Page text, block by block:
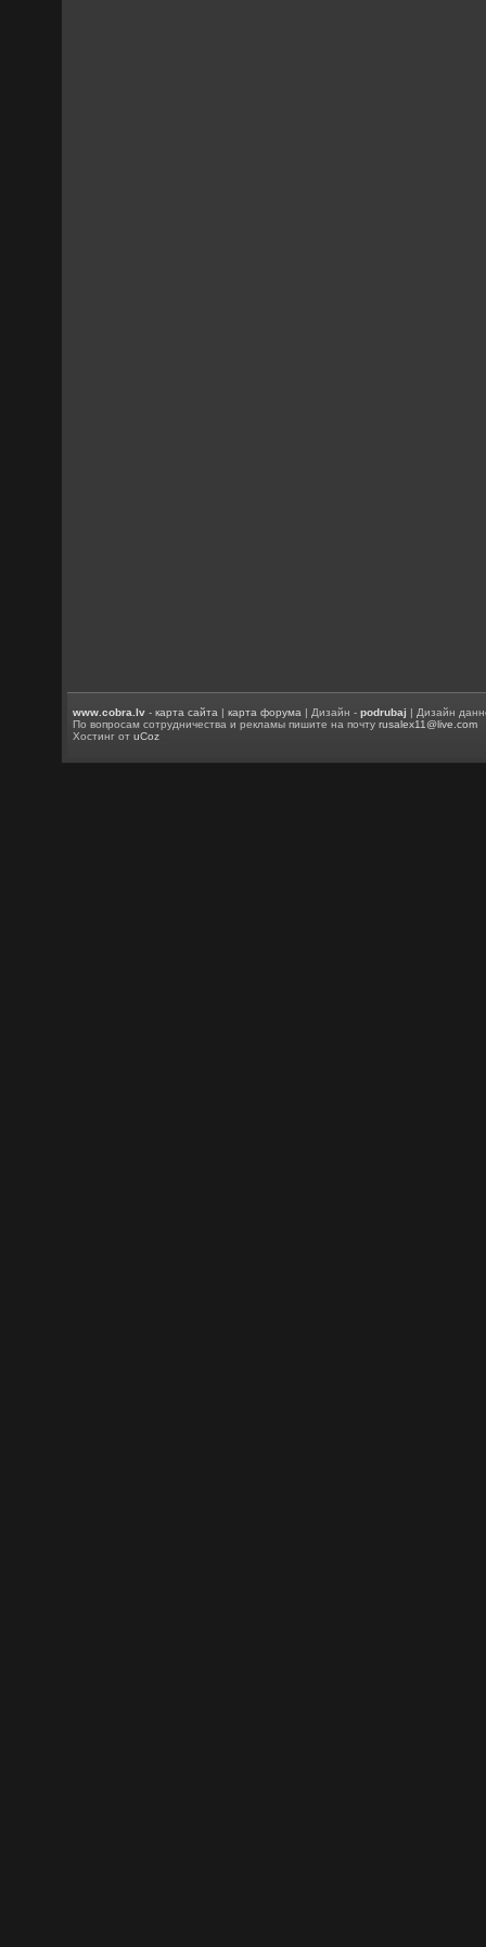
www.cobra.lv -карта сайта |карта форума | Дизайн -podrubaj | Дизайн
По вопросам сотрудничества и рекламы пишите на почтуrusalex11@live.com
Хостинг отuCoz